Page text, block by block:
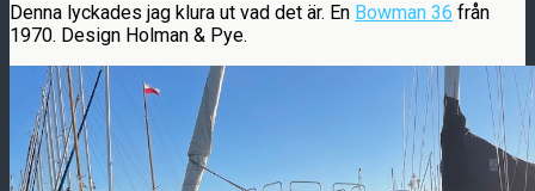
Denna lyckades jag klura ut vad det är. En Bowman 36 från
1970. Design Holman & Pye.